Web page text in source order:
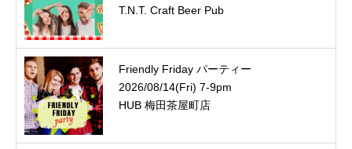
T.N.T. Craft Beer Pub
Friendly Friday パーティー
2026/08/14(Fri) 7-9pm
HUB 梅田茶屋町店